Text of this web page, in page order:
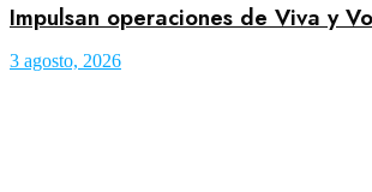
Impulsan operaciones de Viva y
3 agosto, 2026